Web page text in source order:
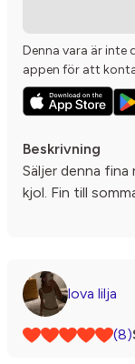
Denna vara är inte
appen för att
Beskrivning
Säljer denna fina
kjol. Fin till
lova lilja
(8)